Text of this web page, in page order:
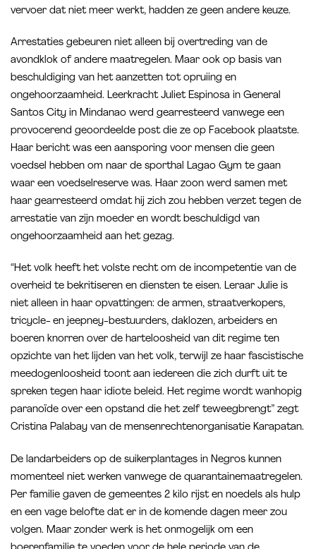
vervoer dat niet meer werkt, hadden ze geen andere keuze.
Arrestaties gebeuren niet alleen bij overtreding van de
avondklok of andere maatregelen. Maar ook op basis van
beschuldiging van het aanzetten tot opruiing en
ongehoorzaamheid. Leerkracht Juliet Espinosa in General
Santos City in Mindanao werd gearresteerd vanwege een
provocerend geoordeelde post die ze op Facebook plaatste.
Haar bericht was een aansporing voor mensen die geen
voedsel hebben om naar de sporthal Lagao Gym te gaan
waar een voedselreserve was. Haar zoon werd samen met
haar gearresteerd omdat hij zich zou hebben verzet tegen de
arrestatie van zijn moeder en wordt beschuldigd van
ongehoorzaamheid aan het gezag.
“Het volk heeft het volste recht om de incompetentie van de
overheid te bekritiseren en diensten te eisen. Leraar Julie is
niet alleen in haar opvattingen: de armen, straatverkopers,
tricycle- en jeepney-bestuurders, daklozen, arbeiders en
boeren knorren over de harteloosheid van dit regime ten
opzichte van het lijden van het volk, terwijl ze haar fascistische
meedogenloosheid toont aan iedereen die zich durft uit te
spreken tegen haar idiote beleid. Het regime wordt wanhopig
paranoïde over een opstand die het zelf teweegbrengt” zegt
Cristina Palabay van de mensenrechtenorganisatie Karapatan.
De landarbeiders op de suikerplantages in Negros kunnen
momenteel niet werken vanwege de quarantainemaatregelen.
Per familie gaven de gemeentes 2 kilo rijst en noedels als hulp
en een vage belofte dat er in de komende dagen meer zou
volgen. Maar zonder werk is het onmogelijk om een